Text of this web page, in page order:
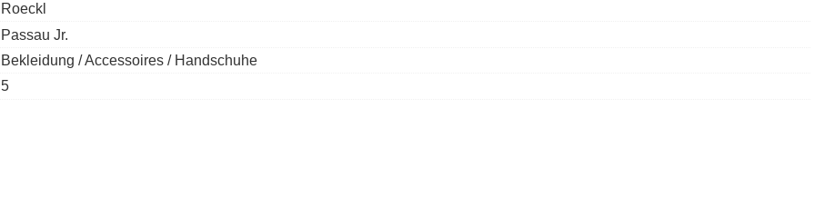
Roeckl
Passau Jr.
Bekleidung / Accessoires / Handschuhe
5